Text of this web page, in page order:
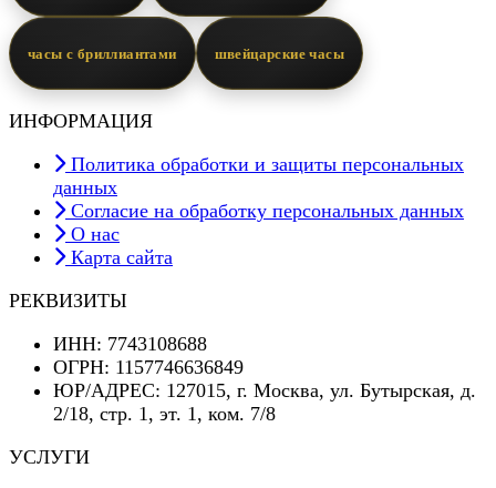
часы с бриллиантами швейцарские часы
ИНФОРМАЦИЯ
Политика обработки и защиты персональных
данных
Согласие на обработку персональных данных
О нас
Карта сайта
РЕКВИЗИТЫ
ИНН: 7743108688
ОГРН: 1157746636849
ЮР/АДРЕС: 127015, г. Москва, ул. Бутырская, д.
2/18, стр. 1, эт. 1, ком. 7/8
УСЛУГИ